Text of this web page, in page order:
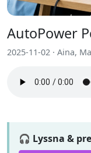
AutoPower
2025-11-02 · Aina,
🎧 Lyssna &